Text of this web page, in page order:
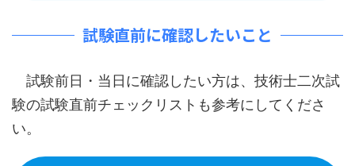
試験直前に確認したいこと
試験前日・当日に確認したい方は、技術士二次試
験の試験直前チェックリストも参考にしてくださ
い。